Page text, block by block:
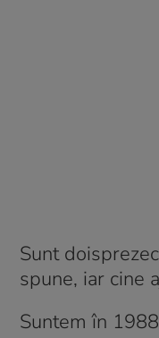
Sunt
spune, iar cine
Suntem în